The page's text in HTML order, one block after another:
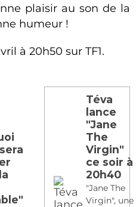
plaisir au son de la
humeur !
à 20h50 sur TF1.
Téva
lance
"Jane
The
Virgin"
ce soir à
20h40
"Jane The
Virgin", une